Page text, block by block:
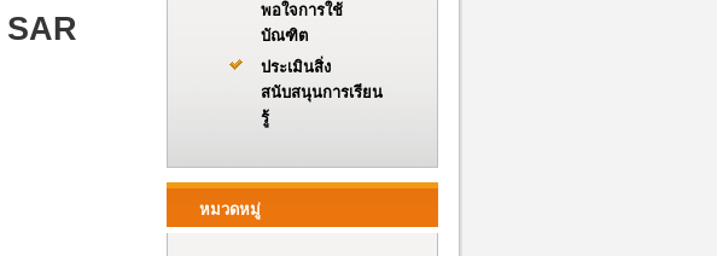
SAR
พอใจการใช้
บัณฑิต
ประเมินสิ่ง
สนับสนุนการเรียน
รู้
หมวดหมู่